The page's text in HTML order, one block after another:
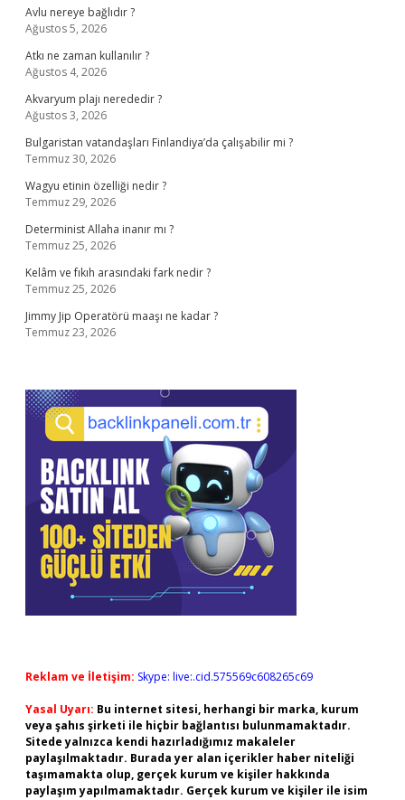
Avlu nereye bağlıdır ?
Ağustos 5, 2026
Atkı ne zaman kullanılır ?
Ağustos 4, 2026
Akvaryum plajı nerededir ?
Ağustos 3, 2026
Bulgaristan vatandaşları Finlandiya’da çalışabilir mi ?
Temmuz 30, 2026
Wagyu etinin özelliği nedir ?
Temmuz 29, 2026
Determinist Allaha inanır mı ?
Temmuz 25, 2026
Kelâm ve fıkıh arasındaki fark nedir ?
Temmuz 25, 2026
Jimmy Jip Operatörü maaşı ne kadar ?
Temmuz 23, 2026
Reklam ve İletişim: Skype: live:.cid.575569c608265c69
Yasal Uyarı: Bu internet sitesi, herhangi bir marka, kurum
veya şahıs şirketi ile hiçbir bağlantısı bulunmamaktadır.
Sitede yalnızca kendi hazırladığımız makaleler
paylaşılmaktadır. Burada yer alan içerikler haber niteliği
taşımamakta olup, gerçek kurum ve kişiler hakkında
paylaşım yapılmamaktadır. Gerçek kurum ve kişiler ile isim